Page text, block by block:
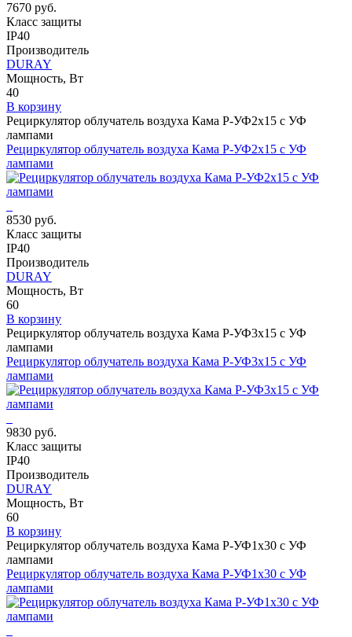
7670 руб.
Класс защиты
IP40
Производитель
DURAY
Мощность, Вт
40
В корзину
Рециркулятор облучатель воздуха Кама Р-УФ2x15 с УФ
лампами
Рециркулятор облучатель воздуха Кама Р-УФ2x15 с УФ
лампами
8530 руб.
Класс защиты
IP40
Производитель
DURAY
Мощность, Вт
60
В корзину
Рециркулятор облучатель воздуха Кама Р-УФ3x15 с УФ
лампами
Рециркулятор облучатель воздуха Кама Р-УФ3x15 с УФ
лампами
9830 руб.
Класс защиты
IP40
Производитель
DURAY
Мощность, Вт
60
В корзину
Рециркулятор облучатель воздуха Кама Р-УФ1x30 с УФ
лампами
Рециркулятор облучатель воздуха Кама Р-УФ1x30 с УФ
лампами